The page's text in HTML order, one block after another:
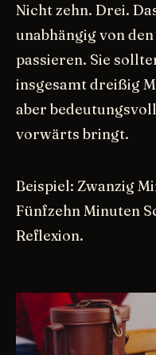
Nicht zehn. Drei.
unabhängig von
passieren. Sie
insgesamt dreißig
aber
vorwärts bringt.
Beispiel: Zwanzig
Fünfzehn Minuten
Reflexion.